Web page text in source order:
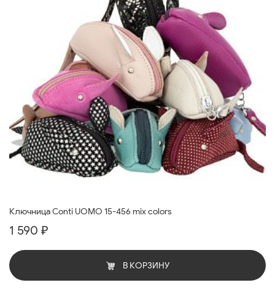
Ключница Conti UOMO 15-456 mix colors
1 590 ₽
В КОРЗИНУ